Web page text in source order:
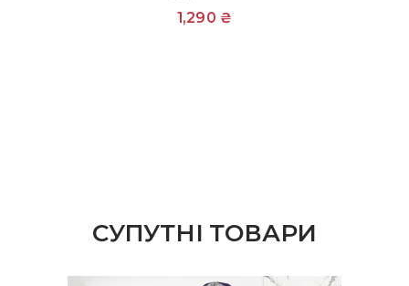
1,290 ₴
СУПУТНІ ТОВАРИ